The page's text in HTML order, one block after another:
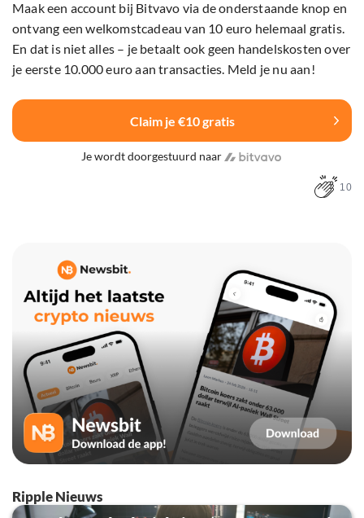
Maak een account bij Bitvavo via de onderstaande knop en
ontvang een welkomstcadeau van 10 euro helemaal gratis.
En dat is niet alles – je betaalt ook geen handelskosten over
je eerste 10.000 euro aan transacties. Meld je nu aan!
Claim je €10 gratis
Je wordt doorgestuurd naar
10
Ripple Nieuws